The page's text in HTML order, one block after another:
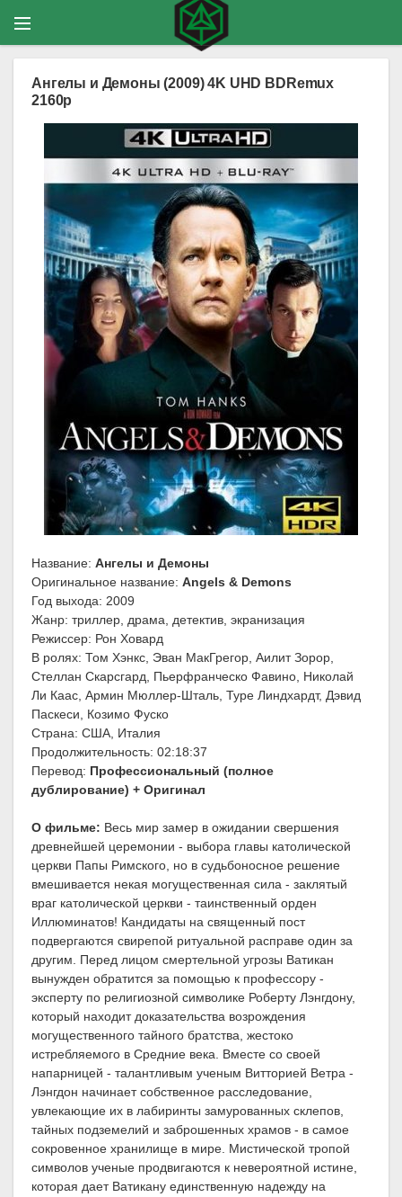
Ангелы и Демоны (2009) 4K UHD BDRemux
2160p
Название: Ангелы и Демоны
Оригинальное название: Angels & Demons
Год выхода: 2009
Жанр: триллер, драма, детектив, экранизация
Режиссер: Рон Ховард
В ролях: Том Хэнкс, Эван МакГрегор, Аилит Зорор,
Стеллан Скарсгард, Пьерфранческо Фавино, Николай
Ли Каас, Армин Мюллер-Шталь, Туре Линдхардт, Дэвид
Паскеси, Козимо Фуско
Страна: США, Италия
Продолжительность: 02:18:37
Перевод: Профессиональный (полное
дублирование) + Оригинал
О фильме: Весь мир замер в ожидании свершения
древнейшей церемонии - выбора главы католической
церкви Папы Римского, но в судьбоносное решение
вмешивается некая могущественная сила - заклятый
враг католической церкви - таинственный орден
Иллюминатов! Кандидаты на священный пост
подвергаются свирепой ритуальной расправе один за
другим. Перед лицом смертельной угрозы Ватикан
вынужден обратится за помощью к профессору -
эксперту по религиозной символике Роберту Лэнгдону,
который находит доказательства возрождения
могущественного тайного братства, жестоко
истребляемого в Средние века. Вместе со своей
напарницей - талантливым ученым Витторией Ветра -
Лэнгдон начинает собственное расследование,
увлекающие их в лабиринты замурованных склепов,
тайных подземелий и заброшенных храмов - в самое
сокровенное хранилище в мире. Мистической тропой
символов ученые продвигаются к невероятной истине,
которая дает Ватикану единственную надежду на